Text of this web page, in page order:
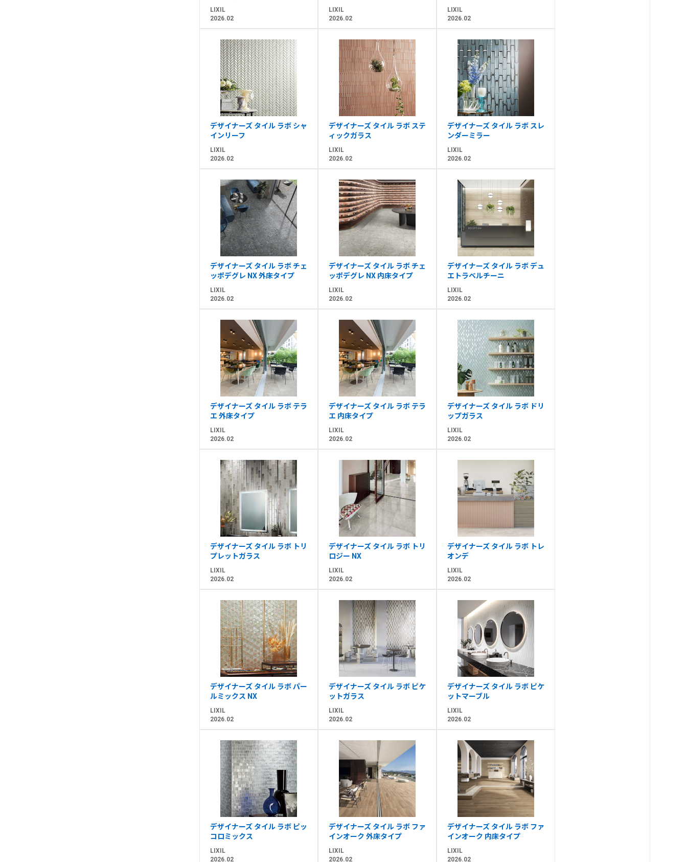
LIXIL
2026.02
LIXIL
2026.02
LIXIL
2026.02
デザイナーズ タイル ラボ シャ
インリーフ
LIXIL
2026.02
デザイナーズ タイル ラボ ステ
ィックガラス
LIXIL
2026.02
デザイナーズ タイル ラボ スレ
ンダーミラー
LIXIL
2026.02
デザイナーズ タイル ラボ チェ
ッポデグレ NX 外床タイプ
LIXIL
2026.02
デザイナーズ タイル ラボ チェ
ッポデグレ NX 内床タイプ
LIXIL
2026.02
デザイナーズ タイル ラボ デュ
エトラベルチーニ
LIXIL
2026.02
デザイナーズ タイル ラボ テラ
エ 外床タイプ
LIXIL
2026.02
デザイナーズ タイル ラボ テラ
エ 内床タイプ
LIXIL
2026.02
デザイナーズ タイル ラボ ドリ
ップガラス
LIXIL
2026.02
デザイナーズ タイル ラボ トリ
プレットガラス
LIXIL
2026.02
デザイナーズ タイル ラボ トリ
ロジー NX
LIXIL
2026.02
デザイナーズ タイル ラボ トレ
オンデ
LIXIL
2026.02
デザイナーズ タイル ラボ パー
ルミックス NX
LIXIL
2026.02
デザイナーズ タイル ラボ ピケ
ットガラス
LIXIL
2026.02
デザイナーズ タイル ラボ ピケ
ットマーブル
LIXIL
2026.02
デザイナーズ タイル ラボ ピッ
コロミックス
LIXIL
2026.02
デザイナーズ タイル ラボ ファ
インオーク 外床タイプ
LIXIL
2026.02
デザイナーズ タイル ラボ ファ
インオーク 内床タイプ
LIXIL
2026.02